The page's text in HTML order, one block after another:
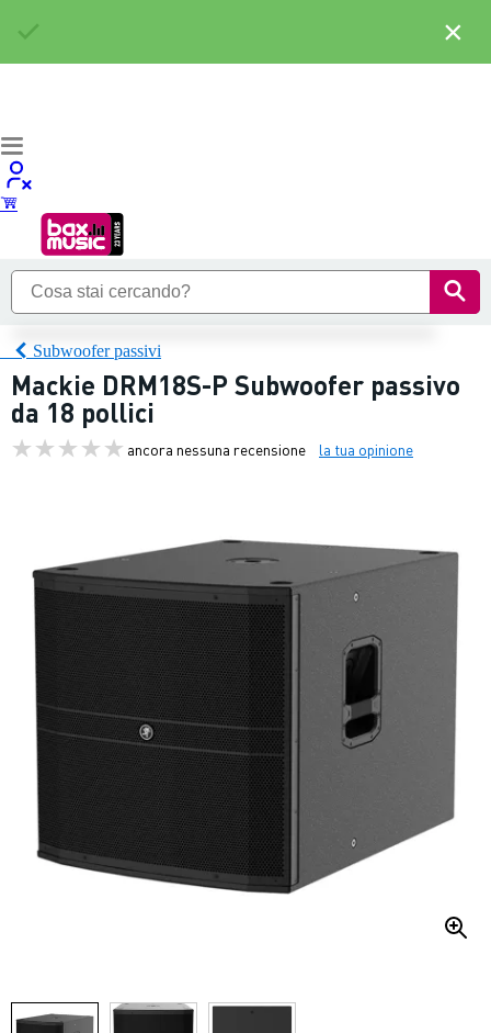
Subwoofer passivi
Mackie DRM18S-P Subwoofer passivo
da 18 pollici
ancora nessuna recensione la tua opinione
×